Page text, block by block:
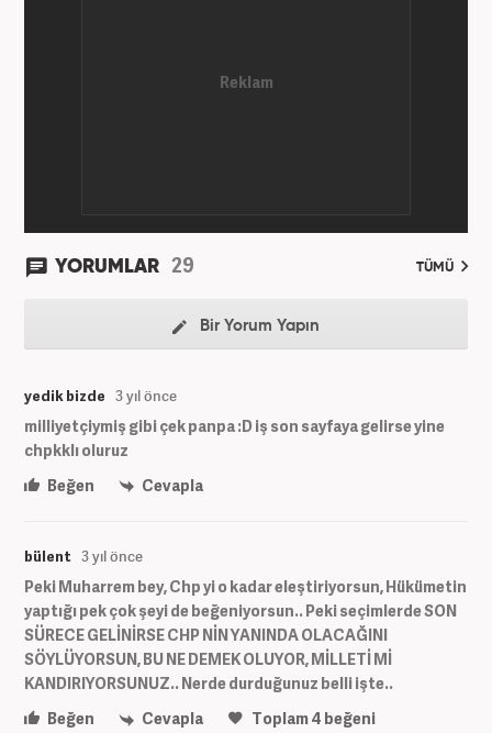
YORUMLAR 29 TÜMÜ
Bir Yorum Yapın
yedik bizde 3 yıl önce
milliyetçiymiş gibi çek panpa :D iş son sayfaya gelirse yine
chpkklı oluruz
Beğen
Cevapla
bülent 3 yıl önce
Peki Muharrem bey, Chp yi o kadar eleştiriyorsun, Hükümetin
yaptığı pek çok şeyi de beğeniyorsun.. Peki seçimlerde SON
SÜRECE GELİNİRSE CHP NİN YANINDA OLACAĞINI
SÖYLÜYORSUN, BU NE DEMEK OLUYOR, MİLLETİ Mİ
KANDIRIYORSUNUZ.. Nerde durduğunuz belli işte..
Beğen
Cevapla Toplam4 beğeni